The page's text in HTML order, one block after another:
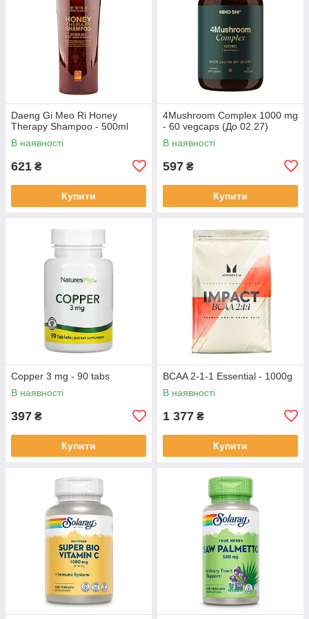
Daeng Gi Meo Ri Honey
Therapy Shampoo - 500ml
В наявності
621 ₴
Купити
4Mushroom Complex 1000 mg
- 60 vegcaps (До 02.27)
В наявності
597 ₴
Купити
Copper 3 mg - 90 tabs
В наявності
397 ₴
Купити
BCAA 2-1-1 Essential - 1000g
В наявності
1 377 ₴
Купити